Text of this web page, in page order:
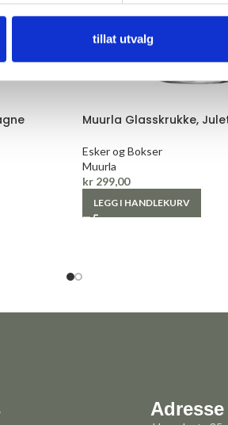
tillat utvalg
Muurla Glasskrukke,
Esker og Bokser
Muurla
kr 299,00
LEGG I HANDLEKURV
Adresse